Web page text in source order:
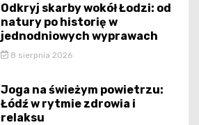
Odkryj skarby wokół Łodzi: od
natury po historię w
jednodniowych wyprawach
8 sierpnia 2026
Joga na świeżym powietrzu:
Łódź w rytmie zdrowia i
relaksu